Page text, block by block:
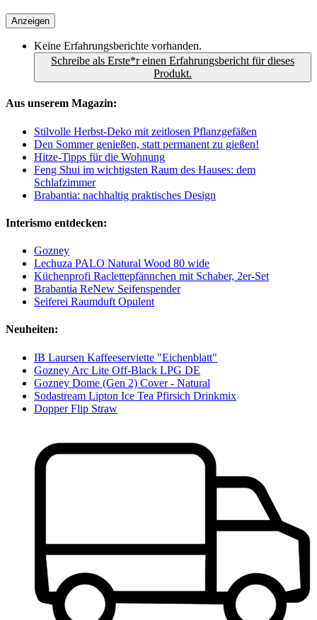
Anzeigen
Keine Erfahrungsberichte vorhanden.
Schreibe als Erste*r einen Erfahrungsbericht für dieses
Produkt.
Aus unserem Magazin:
Stilvolle Herbst-Deko mit zeitlosen Pflanzgefäßen
Den Sommer genießen, statt permanent zu gießen!
Hitze-Tipps für die Wohnung
Feng Shui im wichtigsten Raum des Hauses: dem
Schlafzimmer
Brabantia: nachhaltig praktisches Design
Interismo entdecken:
Gozney
Lechuza PALO Natural Wood 80 wide
Küchenprofi Raclettepfännchen mit Schaber, 2er-Set
Brabantia ReNew Seifenspender
Seiferei Raumduft Opulent
Neuheiten:
IB Laursen Kaffeeserviette "Eichenblatt"
Gozney Arc Lite Off-Black LPG DE
Gozney Dome (Gen 2) Cover - Natural
Sodastream Lipton Ice Tea Pfirsich Drinkmix
Dopper Flip Straw